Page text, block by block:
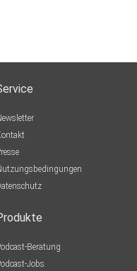
Beratung
Jobs